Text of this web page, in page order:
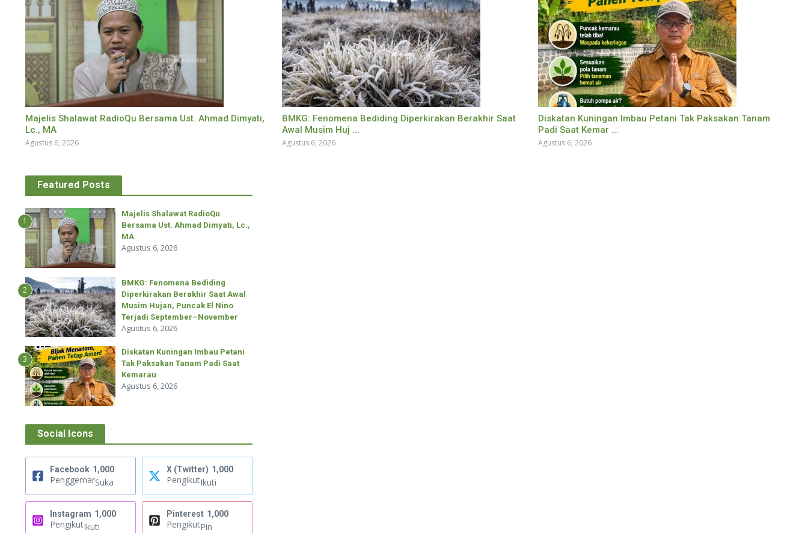
Majelis Shalawat RadioQu Bersama Ust. Ahmad Dimyati,
Lc., MA
Agustus 6, 2026
BMKG: Fenomena Bediding Diperkirakan Berakhir Saat
Awal Musim Huj ...
Agustus 6, 2026
Diskatan Kuningan Imbau Petani Tak Paksakan Tanam
Padi Saat Kemar ...
Agustus 6, 2026
Featured Posts
1
Majelis Shalawat RadioQu
Bersama Ust. Ahmad Dimyati, Lc.,
MA
Agustus 6, 2026
2
BMKG: Fenomena Bediding
Diperkirakan Berakhir Saat Awal
Musim Hujan, Puncak El Nino
Terjadi September–November
Agustus 6, 2026
3
Diskatan Kuningan Imbau Petani
Tak Paksakan Tanam Padi Saat
Kemarau
Agustus 6, 2026
Social Icons
Facebook 1,000
PenggemarSuka
X (Twitter) 1,000
PengikutIkuti
Instagram 1,000
PengikutIkuti
Pinterest 1,000
PengikutPin